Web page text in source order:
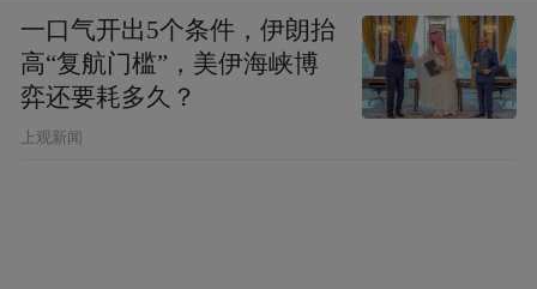
一口气开出5个条件，伊朗抬
高“复航门槛”，美伊海峡博
弈还要耗多久？
上观新闻